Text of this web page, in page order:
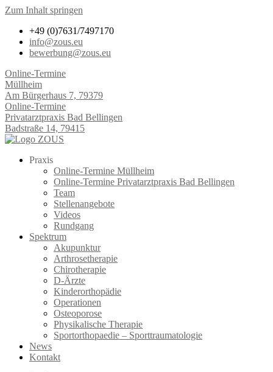
Zum Inhalt springen
+49 (0)7631/7497170
info@zous.eu
bewerbung@zous.eu
Online-Termine
Müllheim
Am Bürgerhaus 7, 79379
Online-Termine
Privatarztpraxis Bad Bellingen
Badstraße 14, 79415
Praxis
Online-Termine Müllheim
Online-Termine Privatarztpraxis Bad Bellingen
Team
Stellenangebote
Videos
Rundgang
Spektrum
Akupunktur
Arthrosetherapie
Chirotherapie
D-Ärzte
Kinderorthopädie
Operationen
Osteoporose
Physikalische Therapie
Sportorthopaedie – Sporttraumatologie
News
Kontakt